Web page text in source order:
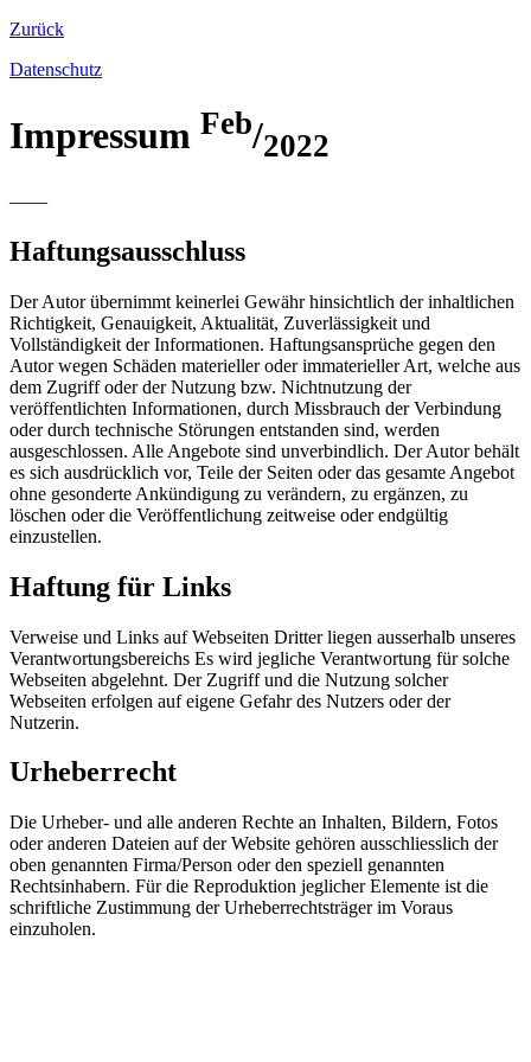
Zurück
Daten­schutz
Impres­sum Feb/2022
——
Haftungsausschluss
Der Autor übernimmt keinerlei Gewähr hinsichtlich der inhaltlichen
Richtigkeit, Genauigkeit, Aktualität, Zuverlässigkeit und
Vollständigkeit der Informationen. Haftungsansprüche gegen den
Autor wegen Schäden materieller oder immaterieller Art, welche aus
dem Zugriff oder der Nutzung bzw. Nichtnutzung der
veröffentlichten Informationen, durch Missbrauch der Verbindung
oder durch technische Störungen entstanden sind, werden
ausgeschlossen. Alle Angebote sind unverbindlich. Der Autor behält
es sich ausdrücklich vor, Teile der Seiten oder das gesamte Angebot
ohne gesonderte Ankündigung zu verändern, zu ergänzen, zu
löschen oder die Veröffentlichung zeitweise oder endgültig
einzustellen.
Haftung für Links
Verweise und Links auf Webseiten Dritter liegen ausserhalb unseres
Verantwortungsbereichs Es wird jegliche Verantwortung für solche
Webseiten abgelehnt. Der Zugriff und die Nutzung solcher
Webseiten erfolgen auf eigene Gefahr des Nutzers oder der
Nutzerin.
Urheberrecht
Die Urheber- und alle anderen Rechte an Inhalten, Bildern, Fotos
oder anderen Dateien auf der Website gehören ausschliesslich der
oben genannten Firma/Person oder den speziell genannten
Rechtsinhabern. Für die Reproduktion jeglicher Elemente ist die
schriftliche Zustimmung der Urheberrechtsträger im Voraus
einzuholen.